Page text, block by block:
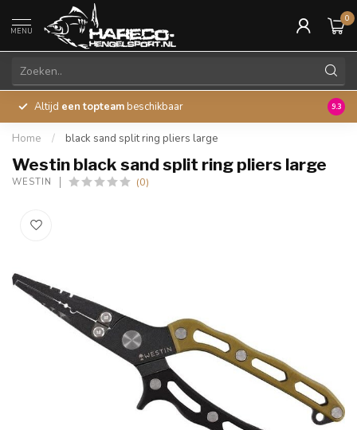
MENU
0
Altijd een topteam beschikbaar 45
9.3
Home / black sand split ring pliers large
Westin black sand split ring pliers large
WESTIN (0)